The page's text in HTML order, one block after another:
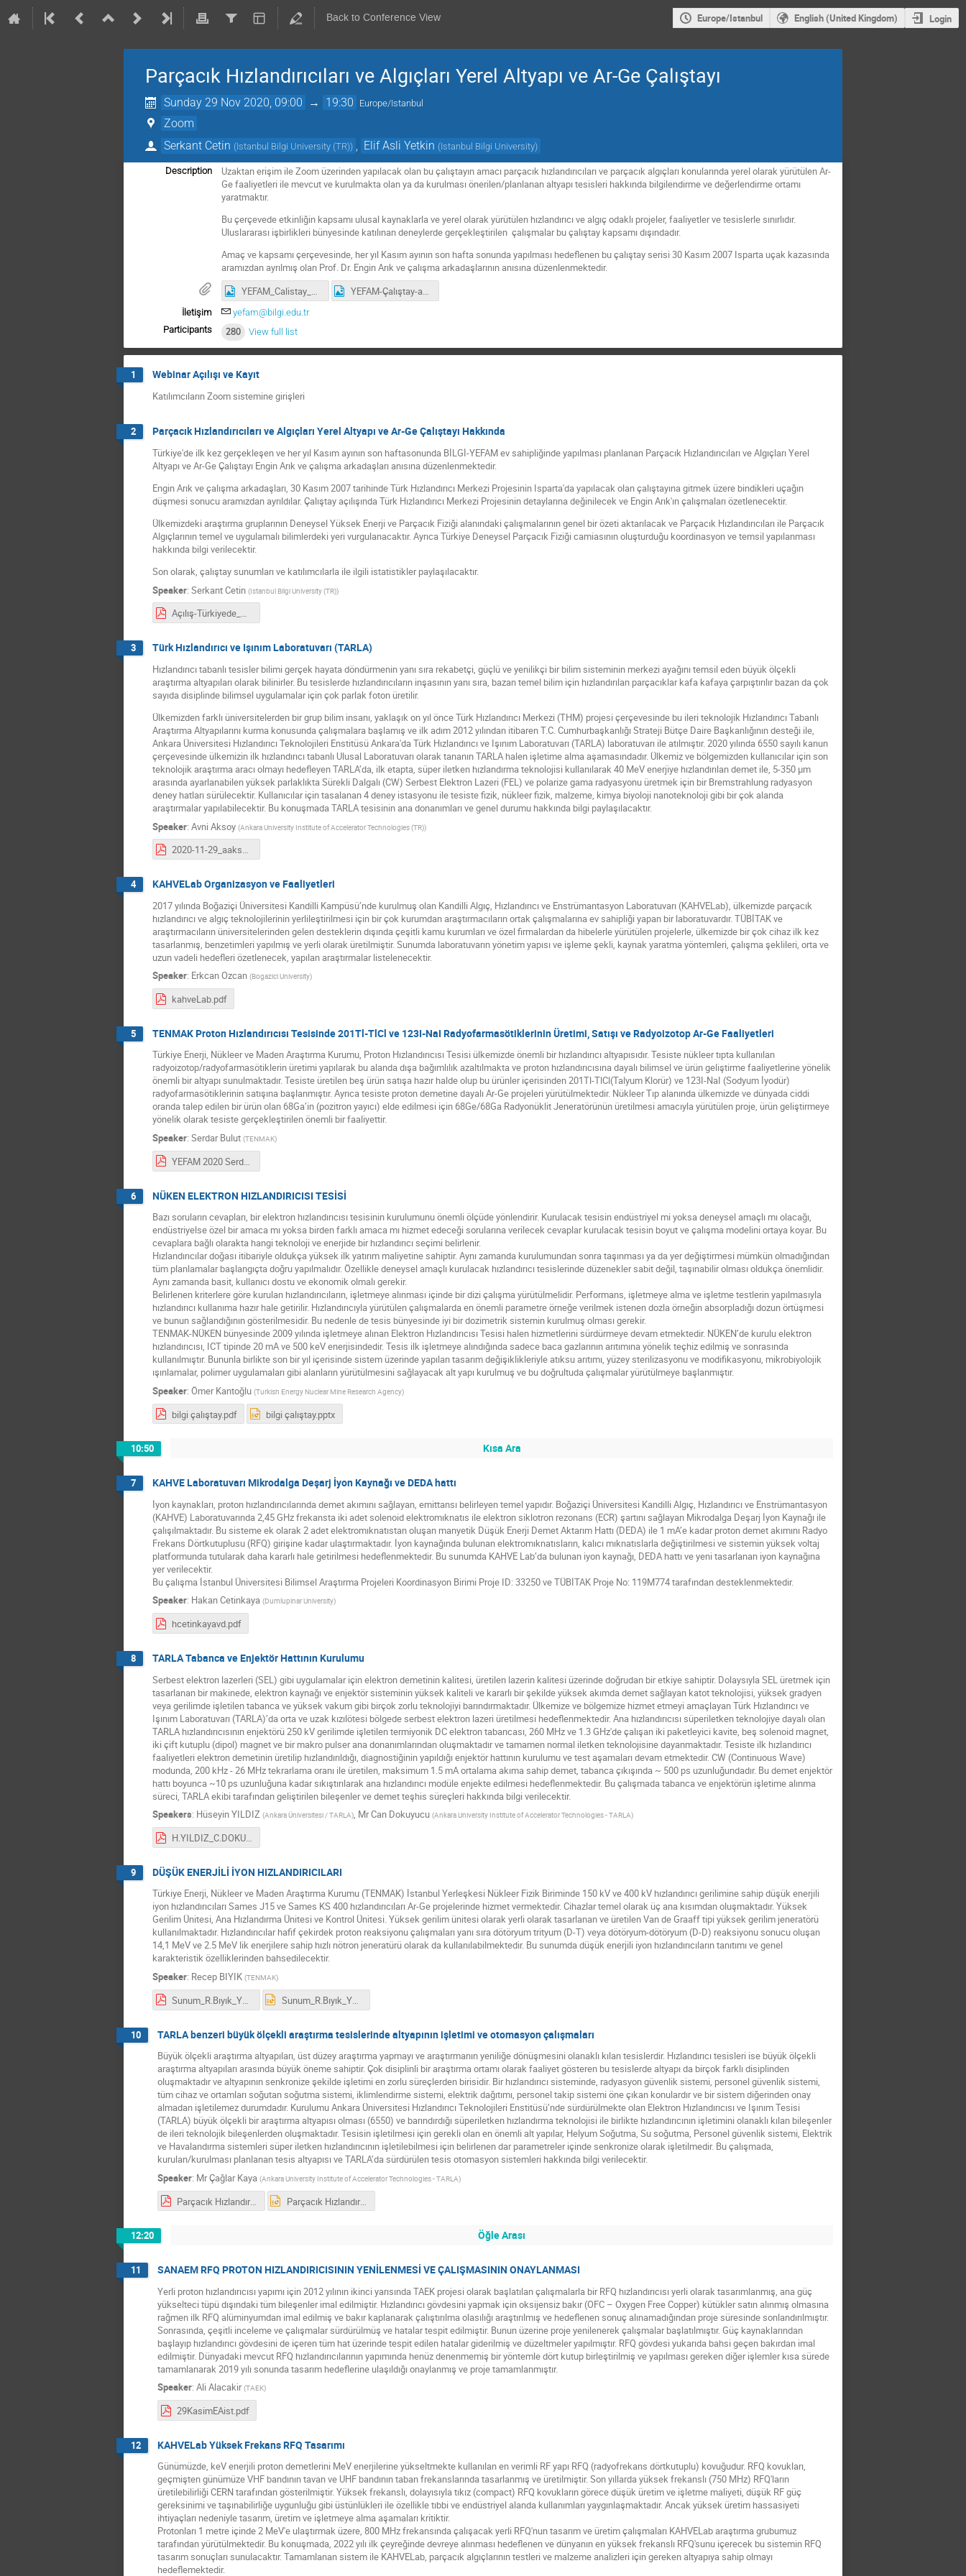
Back to Conference View Europe/Istanbul English (United Kingdom) Login
Parçacık Hızlandırıcıları ve Algıçları Yerel Altyapı ve Ar-Ge Çalıştayı
Sunday 29 Nov 2020, 09:00 → 19:30 Europe/Istanbul
Zoom
Serkant Cetin (Istanbul Bilgi University (TR)) Elif Asli Yetkin (Istanbul Bilgi University)
Description
Uzaktan erişim ile Zoom üzerinden yapılacak olan bu çalıştayın amacı parçacık hızlandırıcıları ve parçacık algıçları konularında yerel olarak yürütülen Ar-
Ge faaliyetleri ile mevcut ve kurulmakta olan ya da kurulması önerilen/planlanan altyapı tesisleri hakkında bilgilendirme ve değerlendirme ortamı
yaratmaktır.
Bu çerçevede etkinliğin kapsamı ulusal kaynaklarla ve yerel olarak yürütülen hızlandırıcı ve algıç odaklı projeler, faaliyetler ve tesislerle sınırlıdır.
Uluslararası işbirlikleri bünyesinde katılınan deneylerde gerçekleştirilen çalışmalar bu çalıştay kapsamı dışındadır.
Amaç ve kapsamı çerçevesinde, her yıl Kasım ayının son hafta sonunda yapılması hedeflenen bu çalıştay serisi 30 Kasım 2007 Isparta uçak kazasında
aramızdan ayrılmış olan Prof. Dr. Engin Arık ve çalışma arkadaşlarının anısına düzenlenmektedir.
YEFAM_Calistay_duyuru.jpg
YEFAM-Çalıştay-afis.gif
İletişim
yefam@bilgi.edu.tr
Participants
280 View full list
1 Webinar Açılışı ve Kayıt
Katılımcıların Zoom sistemine girişleri
2 Parçacık Hızlandırıcıları ve Algıçları Yerel Altyapı ve Ar-Ge Çalıştayı Hakkında
Türkiye'de ilk kez gerçekleşen ve her yıl Kasım ayının son haftasonunda BİLGİ-YEFAM ev sahipliğinde yapılması planlanan Parçacık Hızlandırıcıları ve Algıçları Yerel
Altyapı ve Ar-Ge Çalıştayı Engin Arık ve çalışma arkadaşları anısına düzenlenmektedir.
Engin Arık ve çalışma arkadaşları, 30 Kasım 2007 tarihinde Türk Hızlandırıcı Merkezi Projesinin Isparta'da yapılacak olan çalıştayına gitmek üzere bindikleri uçağın
düşmesi sonucu aramızdan ayrıldılar. Çalıştay açılışında Türk Hızlandırıcı Merkezi Projesinin detaylarına değinilecek ve Engin Arık'ın çalışmaları özetlenecektir.
Ülkemizdeki araştırma gruplarının Deneysel Yüksek Enerji ve Parçacık Fiziği alanındaki çalışmalarının genel bir özeti aktarılacak ve Parçacık Hızlandırıcıları ile Parçacık
Algıçlarının temel ve uygulamalı bilimlerdeki yeri vurgulanacaktır. Ayrıca Türkiye Deneysel Parçacık Fiziği camiasının oluşturduğu koordinasyon ve temsil yapılanması
hakkında bilgi verilecektir.
Son olarak, çalıştay sunumları ve katılımcılarla ile ilgili istatistikler paylaşılacaktır.
Speaker: Serkant Cetin (Istanbul Bilgi University (TR))
Açılış-Türkiyede_YEF.pdf
3 Türk Hızlandırıcı ve Işınım Laboratuvarı (TARLA)
Hızlandırıcı tabanlı tesisler bilimi gerçek hayata döndürmenin yanı sıra rekabetçi, güçlü ve yenilikçi bir bilim sisteminin merkezi ayağını temsil eden büyük ölçekli
araştırma altyapıları olarak bilinirler. Bu tesislerde hızlandırıcıların inşasının yanı sıra, bazan temel bilim için hızlandırılan parçacıklar kafa kafaya çarpıştırılır bazan da çok
sayıda disiplinde bilimsel uygulamalar için çok parlak foton üretilir.
Ülkemizden farklı üniversitelerden bir grup bilim insanı, yaklaşık on yıl önce Türk Hızlandırıcı Merkezi (THM) projesi çerçevesinde bu ileri teknolojik Hızlandırıcı Tabanlı
Araştırma Altyapılarını kurma konusunda çalışmalara başlamış ve ilk adım 2012 yılından itibaren T.C. Cumhurbaşkanlığı Strateji Bütçe Daire Başkanlığının desteği ile,
Ankara Üniversitesi Hızlandırıcı Teknolojileri Enstitüsü Ankara'da Türk Hızlandırıcı ve Işınım Laboratuvarı (TARLA) laboratuvarı ile atılmıştır. 2020 yılında 6550 sayılı kanun
çerçevesinde ülkemizin ilk hızlandırıcı tabanlı Ulusal Laboratuvarı olarak tananın TARLA halen işletime alma aşamasındadır. Ülkemiz ve bölgemizden kullanıcılar için son
teknolojik araştırma aracı olmayı hedefleyen TARLA’da, ilk etapta, süper iletken hızlandırma teknolojisi kullanılarak 40 MeV enerjiye hızlandırılan demet ile, 5-350 µm
arasında ayarlanabilen yüksek parlaklıkta Sürekli Dalgalı (CW) Serbest Elektron Lazeri (FEL) ve polarize gama radyasyonu üretmek için bir Bremstrahlung radyasyon
deney hatları sürülecektir. Kullanıcılar için tasalanan 4 deney istasyonu ile tesiste fizik, nükleer fizik, malzeme, kimya biyoloji nanoteknoloji gibi bir çok alanda
araştırmalar yapılabilecektir. Bu konuşmada TARLA tesisinin ana donanımları ve genel durumu hakkında bilgi paylaşılacaktır.
Speaker: Avni Aksoy (Ankara University Institute of Accelerator Technologies (TR))
2020-11-29_aaksoy_tarla_v1.pdf
4 KAHVELab Organizasyon ve Faaliyetleri
2017 yılında Boğaziçi Üniversitesi Kandilli Kampüsü’nde kurulmuş olan Kandilli Algıç, Hızlandırıcı ve Enstrümantasyon Laboratuvarı (KAHVELab), ülkemizde parçacık
hızlandırıcı ve algıç teknolojilerinin yerlileştirilmesi için bir çok kurumdan araştırmacıların ortak çalışmalarına ev sahipliği yapan bir laboratuvardır. TÜBİTAK ve
araştırmacıların üniversitelerinden gelen desteklerin dışında çeşitli kamu kurumları ve özel firmalardan da hibelerle yürütülen projelerle, ülkemizde bir çok cihaz ilk kez
tasarlanmış, benzetimleri yapılmış ve yerli olarak üretilmiştir. Sunumda laboratuvarın yönetim yapısı ve işleme şekli, kaynak yaratma yöntemleri, çalışma şeklileri, orta ve
uzun vadeli hedefleri özetlenecek, yapılan araştırmalar listelenecektir.
Speaker: Erkcan Ozcan (Bogazici University)
kahveLab.pdf
5 TENMAK Proton Hızlandırıcısı Tesisinde 201Tl-TlCl ve 123I-NaI Radyofarmasötiklerinin Üretimi, Satışı ve Radyoizotop Ar-Ge Faaliyetleri
Türkiye Enerji, Nükleer ve Maden Araştırma Kurumu, Proton Hızlandırıcısı Tesisi ülkemizde önemli bir hızlandırıcı altyapısıdır. Tesiste nükleer tıpta kullanılan
radyoizotop/radyofarmasötiklerin üretimi yapılarak bu alanda dışa bağımlılık azaltılmakta ve proton hızlandırıcısına dayalı bilimsel ve ürün geliştirme faaliyetlerine yönelik
önemli bir altyapı sunulmaktadır. Tesiste üretilen beş ürün satışa hazır halde olup bu ürünler içerisinden 201Tl-TlCl(Talyum Klorür) ve 123I-NaI (Sodyum İyodür)
radyofarmasötiklerinin satışına başlanmıştır. Ayrıca tesiste proton demetine dayalı Ar-Ge projeleri yürütülmektedir. Nükleer Tıp alanında ülkemizde ve dünyada ciddi
oranda talep edilen bir ürün olan 68Ga’in (pozitron yayıcı) elde edilmesi için 68Ge/68Ga Radyonüklit Jeneratörünün üretilmesi amacıyla yürütülen proje, ürün geliştirmeye
yönelik olarak tesiste gerçekleştirilen önemli bir faaliyettir.
Speaker: Serdar Bulut (TENMAK)
YEFAM 2020 Serdar BULUT.pdf
6 NÜKEN ELEKTRON HIZLANDIRICISI TESİSİ
Bazı soruların cevapları, bir elektron hızlandırıcısı tesisinin kurulumunu önemli ölçüde yönlendirir. Kurulacak tesisin endüstriyel mi yoksa deneysel amaçlı mı olacağı,
endüstriyelse özel bir amaca mı yoksa birden farklı amaca mı hizmet edeceği sorularına verilecek cevaplar kurulacak tesisin boyut ve çalışma modelini ortaya koyar. Bu
cevaplara bağlı olarakta hangi teknoloji ve enerjide bir hızlandırıcı seçimi belirlenir.
Hızlandırıcılar doğası itibariyle oldukça yüksek ilk yatırım maliyetine sahiptir. Aynı zamanda kurulumundan sonra taşınması ya da yer değiştirmesi mümkün olmadığından
tüm planlamalar başlangıçta doğru yapılmalıdır. Özellikle deneysel amaçlı kurulacak hızlandırıcı tesislerinde düzenekler sabit değil, taşınabilir olması oldukça önemlidir.
Aynı zamanda basit, kullanıcı dostu ve ekonomik olmalı gerekir.
Belirlenen kriterlere göre kurulan hızlandırıcıların, işletmeye alınması içinde bir dizi çalışma yürütülmelidir. Performans, işletmeye alma ve işletme testlerin yapılmasıyla
hızlandırıcı kullanıma hazır hale getirilir. Hızlandırıcıyla yürütülen çalışmalarda en önemli parametre örneğe verilmek istenen dozla örneğin absorpladığı dozun örtüşmesi
ve bunun sağlandığının gösterilmesidir. Bu nedenle de tesis bünyesinde iyi bir dozimetrik sistemin kurulmuş olması gerekir.
TENMAK-NÜKEN bünyesinde 2009 yılında işletmeye alınan Elektron Hızlandırıcısı Tesisi halen hizmetlerini sürdürmeye devam etmektedir. NÜKEN’de kurulu elektron
hızlandırıcısı, ICT tipinde 20 mA ve 500 keV enerjisindedir. Tesis ilk işletmeye alındığında sadece baca gazlarının arıtımına yönelik teçhiz edilmiş ve sonrasında
kullanılmıştır. Bununla birlikte son bir yıl içerisinde sistem üzerinde yapılan tasarım değişiklikleriyle atıksu arıtımı, yüzey sterilizasyonu ve modifikasyonu, mikrobiyolojik
ışınlamalar, polimer uygulamaları gibi alanların yürütülmesini sağlayacak alt yapı kurulmuş ve bu doğrultuda çalışmalar yürütülmeye başlanmıştır.
Speaker: Ömer Kantoğlu (Turkish Energy Nuclear Mine Research Agency)
bilgi çalıştay.pdf bilgi çalıştay.pptx
10:50 Kısa Ara
7 KAHVE Laboratuvarı Mikrodalga Deşarj İyon Kaynağı ve DEDA hattı
İyon kaynakları, proton hızlandırıcılarında demet akımını sağlayan, emittansı belirleyen temel yapıdır. Boğaziçi Üniversitesi Kandilli Algıç, Hızlandırıcı ve Enstrümantasyon
(KAHVE) Laboratuvarında 2,45 GHz frekansta iki adet solenoid elektromıknatıs ile elektron siklotron rezonans (ECR) şartını sağlayan Mikrodalga Deşarj İyon Kaynağı ile
çalışılmaktadır. Bu sisteme ek olarak 2 adet elektromıknatıstan oluşan manyetik Düşük Enerji Demet Aktarım Hattı (DEDA) ile 1 mA’e kadar proton demet akımını Radyo
Frekans Dörtkutuplusu (RFQ) girişine kadar ulaştırmaktadır. İyon kaynağında bulunan elektromıknatısların, kalıcı mıknatıslarla değiştirilmesi ve sistemin yüksek voltaj
platformunda tutularak daha kararlı hale getirilmesi hedeflenmektedir. Bu sunumda KAHVE Lab’da bulunan iyon kaynağı, DEDA hattı ve yeni tasarlanan iyon kaynağına
yer verilecektir.
Bu çalışma İstanbul Üniversitesi Bilimsel Araştırma Projeleri Koordinasyon Birimi Proje ID: 33250 ve TÜBİTAK Proje No: 119M774 tarafından desteklenmektedir.
Speaker: Hakan Cetinkaya (Dumlupinar University)
hcetinkayavd.pdf
8 TARLA Tabanca ve Enjektör Hattının Kurulumu
Serbest elektron lazerleri (SEL) gibi uygulamalar için elektron demetinin kalitesi, üretilen lazerin kalitesi üzerinde doğrudan bir etkiye sahiptir. Dolaysıyla SEL üretmek için
tasarlanan bir makinede, elektron kaynağı ve enjektör sisteminin yüksek kaliteli ve kararlı bir şekilde yüksek akımda demet sağlayan katot teknolojisi, yüksek gradyen
veya gerilimde işletilen tabanca ve yüksek vakum gibi birçok zorlu teknolojiyi barındırmaktadır. Ülkemize ve bölgemize hizmet etmeyi amaçlayan Türk Hızlandırıcı ve
Işınım Laboratuvarı (TARLA)’da orta ve uzak kızılötesi bölgede serbest elektron lazeri üretilmesi hedeflenmektedir. Ana hızlandırıcısı süperiletken teknolojiye dayalı olan
TARLA hızlandırıcısının enjektörü 250 kV gerilimde işletilen termiyonik DC elektron tabancası, 260 MHz ve 1.3 GHz'de çalışan iki paketleyici kavite, beş solenoid magnet,
iki çift kutuplu (dipol) magnet ve bir makro pulser ana donanımlarından oluşmaktadır ve tamamen normal iletken teknolojisine dayanmaktadır. Tesiste ilk hızlandırıcı
faaliyetleri elektron demetinin üretilip hızlandırıldığı, diagnostiğinin yapıldığı enjektör hattının kurulumu ve test aşamaları devam etmektedir. CW (Continuous Wave)
modunda, 200 kHz - 26 MHz tekrarlama oranı ile üretilen, maksimum 1.5 mA ortalama akıma sahip demet, tabanca çıkışında ~ 500 ps uzunluğundadır. Bu demet enjektör
hattı boyunca ~10 ps uzunluğuna kadar sıkıştırılarak ana hızlandırıcı modüle enjekte edilmesi hedeflenmektedir. Bu çalışmada tabanca ve enjektörün işletime alınma
süreci, TARLA ekibi tarafından geliştirilen bileşenler ve demet teşhis süreçleri hakkında bilgi verilecektir.
Speakers: Hüseyin YILDIZ (Ankara Üniversitesi / TARLA), MrCan Dokuyucu (Ankara University Institute of Accelerator Technologies - TARLA)
H.YILDIZ_C.DOKUYUCU_TARLA_BİLGİ.pdf
9 DÜŞÜK ENERJİLİ İYON HIZLANDIRICILARI
Türkiye Enerji, Nükleer ve Maden Araştırma Kurumu (TENMAK) İstanbul Yerleşkesi Nükleer Fizik Biriminde 150 kV ve 400 kV hızlandırıcı gerilimine sahip düşük enerjili
iyon hızlandırıcıları Sames J15 ve Sames KS 400 hızlandırıcıları Ar-Ge projelerinde hizmet vermektedir. Cihazlar temel olarak üç ana kısımdan oluşmaktadır. Yüksek
Gerilim Ünitesi, Ana Hızlandırma Ünitesi ve Kontrol Ünitesi. Yüksek gerilim ünitesi olarak yerli olarak tasarlanan ve üretilen Van de Graaff tipi yüksek gerilim jeneratörü
kullanılmaktadır. Hızlandırıcılar hafif çekirdek proton reaksiyonu çalışmaları yanı sıra dötöryum trityum (D-T) veya dötöryum-dötöryum (D-D) reaksiyonu sonucu oluşan
14,1 MeV ve 2.5 MeV lik enerjilere sahip hızlı nötron jeneratürü olarak da kullanılabilmektedir. Bu sunumda düşük enerjili iyon hızlandırıcıların tanıtımı ve genel
karakteristik özelliklerinden bahsedilecektir.
Speaker: Recep BIYIK (TENMAK)
Sunum_R.Bıyık_YEFAM.pdf Sunum_R.Bıyık_YEFAM.pptx
10 TARLA benzeri büyük ölçekli araştırma tesislerinde altyapının işletimi ve otomasyon çalışmaları
Büyük ölçekli araştırma altyapıları, üst düzey araştırma yapmayı ve araştırmanın yeniliğe dönüşmesini olanaklı kılan tesislerdir. Hızlandırıcı tesisleri ise büyük ölçekli
araştırma altyapıları arasında büyük öneme sahiptir. Çok disiplinli bir araştırma ortamı olarak faaliyet gösteren bu tesislerde altyapı da birçok farklı disiplinden
oluşmaktadır ve altyapının senkronize şekilde işletimi en zorlu süreçlerden birisidir. Bir hızlandırıcı sisteminde, radyasyon güvenlik sistemi, personel güvenlik sistemi,
tüm cihaz ve ortamları soğutan soğutma sistemi, iklimlendirme sistemi, elektrik dağıtımı, personel takip sistemi öne çıkan konulardır ve bir sistem diğerinden onay
almadan işletilemez durumdadır. Kurulumu Ankara Üniversitesi Hızlandırıcı Teknolojileri Enstitüsü’nde sürdürülmekte olan Elektron Hızlandırıcısı ve Işınım Tesisi
(TARLA) büyük ölçekli bir araştırma altyapısı olması (6550) ve barındırdığı süperiletken hızlandırma teknolojisi ile birlikte hızlandırıcının işletimini olanaklı kılan bileşenler
de ileri teknolojik bileşenlerden oluşmaktadır. Tesisin işletilmesi için gerekli olan en önemli alt yapılar, Helyum Soğutma, Su soğutma, Personel güvenlik sistemi, Elektrik
ve Havalandırma sistemleri süper iletken hızlandırıcının işletilebilmesi için belirlenen dar parametreler içinde senkronize olarak işletilmedir. Bu çalışmada,
kurulan/kurulması planlanan tesis altyapısı ve TARLA’da sürdürülen tesis otomasyon sistemleri hakkında bilgi verilecektir.
Speaker: MrÇağlar Kaya (Ankara University Institute of Accelerator Technologies - TARLA)
Parçacık Hızlandırıcıları ve Algıçları Yerel Altyapı ve Ar-Ge Çalıştayı_c_kaya.pdf Parçacık Hızlandırıcıları ve Algıçları Yerel Altyapı ve Ar-Ge Çalıştayı_c_kaya.pptx
12:20 Öğle Arası
11 SANAEM RFQ PROTON HIZLANDIRICISININ YENİLENMESİ VE ÇALIŞMASININ ONAYLANMASI
Yerli proton hızlandırıcısı yapımı için 2012 yılının ikinci yarısında TAEK projesi olarak başlatılan çalışmalarla bir RFQ hızlandırıcısı yerli olarak tasarımlanmış, ana güç
yükselteci tüpü dışındaki tüm bileşenler imal edilmiştir. Hızlandırıcı gövdesini yapmak için oksijensiz bakır (OFC – Oxygen Free Copper) kütükler satın alınmış olmasına
rağmen ilk RFQ alüminyumdan imal edilmiş ve bakır kaplanarak çalıştırılma olasılığı araştırılmış ve hedeflenen sonuç alınamadığından proje süresinde sonlandırılmıştır.
Sonrasında, çeşitli inceleme ve çalışmalar sürdürülmüş ve hatalar tespit edilmiştir. Bunun üzerine proje yenilenerek çalışmalar başlatılmıştır. Güç kaynaklarından
başlayıp hızlandırıcı gövdesini de içeren tüm hat üzerinde tespit edilen hatalar giderilmiş ve düzeltmeler yapılmıştır. RFQ gövdesi yukarıda bahsi geçen bakırdan imal
edilmiştir. Dünyadaki mevcut RFQ hızlandırıcılarının yapımında henüz denenmemiş bir yöntemle dört kutup birleştirilmiş ve yapılması gereken diğer işlemler kısa sürede
tamamlanarak 2019 yılı sonunda tasarım hedeflerine ulaşıldığı onaylanmış ve proje tamamlanmıştır.
Speaker: Ali Alacakir (TAEK)
29KasimEAist.pdf
12 KAHVELab Yüksek Frekans RFQ Tasarımı
Günümüzde, keV enerjili proton demetlerini MeV enerjilerine yükseltmekte kullanılan en verimli RF yapı RFQ (radyofrekans dörtkutuplu) kovuğudur. RFQ kovukları,
geçmişten günümüze VHF bandının tavan ve UHF bandının taban frekanslarında tasarlanmış ve üretilmiştir. Son yıllarda yüksek frekanslı (750 MHz) RFQ'ların
üretilebilirliği CERN tarafından gösterilmiştir. Yüksek frekanslı, dolayısıyla tıkız (compact) RFQ kovukların görece düşük üretim ve işletme maliyeti, düşük RF güç
gereksinimi ve taşınabilirliğe uygunluğu gibi üstünlükleri ile özellikle tıbbi ve endüstriyel alanda kullanımları yaygınlaşmaktadır. Ancak yüksek üretim hassasiyeti
ihtiyaçları nedeniyle tasarım, üretim ve işletmeye alma aşamaları kritiktir.
Protonları 1 metre içinde 2 MeV'e ulaştırmak üzere, 800 MHz frekansında çalışacak yerli RFQ'nun tasarım ve üretim çalışmaları KAHVELab araştırma grubumuz
tarafından yürütülmektedir. Bu konuşmada, 2022 yılı ilk çeyreğinde devreye alınması hedeflenen ve dünyanın en yüksek frekanslı RFQ'sunu içerecek bu sistemin RFQ
tasarım sonuçları sunulacaktır. Tamamlanan sistem ile KAHVELab, parçacık algıçlarının testleri ve malzeme analizleri için gereken altyapıya sahip olmayı
hedeflemektedir.